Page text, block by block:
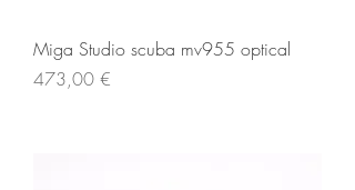
Miga Studio scuba mv955 optical
Prezzo
473,00 €